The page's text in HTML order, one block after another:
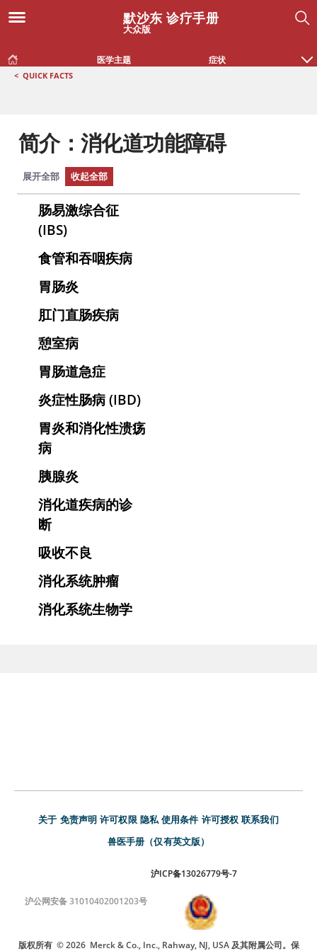
默沙东 诊疗手册
大众版
医学主题 症状
< QUICK FACTS
简介：消化道功能障碍
展开全部 收起全部
肠易激综合征
(IBS)
食管和吞咽疾病
胃肠炎
肛门直肠疾病
憩室病
胃肠道急症
炎症性肠病 (IBD)
胃炎和消化性溃疡
病
胰腺炎
消化道疾病的诊
断
吸收不良
消化系统肿瘤
消化系统生物学
关于 免责声明 许可权限 隐私 使用条件 许可授权 联系我们
兽医手册（仅有英文版）
沪ICP备13026779号-7
沪公网安备 31010402001203号
版权所有 © 2026 Merck & Co., Inc., Rahway, NJ, USA 及其附属公司。保